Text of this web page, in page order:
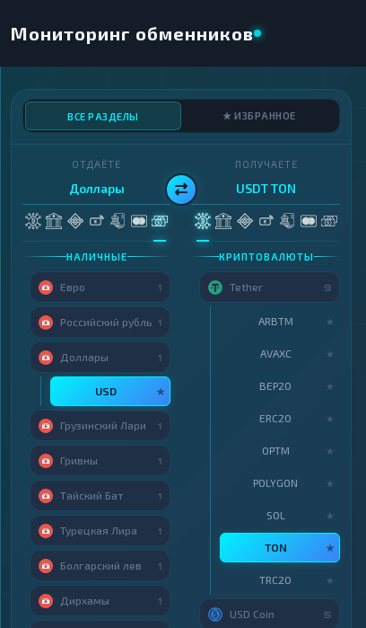
Мониторинг обменников
ВСЕ РАЗДЕЛЫ ★ ИЗБРАННОЕ
ОТДАЁТЕ
Доллары
НАЛИЧНЫЕ
Евро 1
Российский рубль 1
Доллары 1
USD ★
Грузинский Лари 1
Гривны 1
Тайский Бат 1
Турецкая Лира 1
Болгарский лев 1
Дирхамы 1
ПОЛУЧАЕТЕ
USDT TON
КРИПТОВАЛЮТЫ
Tether 9
ARBTM ★
AVAXC ★
BEP20 ★
ERC20 ★
OPTM ★
POLYGON ★
SOL ★
TON ★
TRC20 ★
USD Coin 5